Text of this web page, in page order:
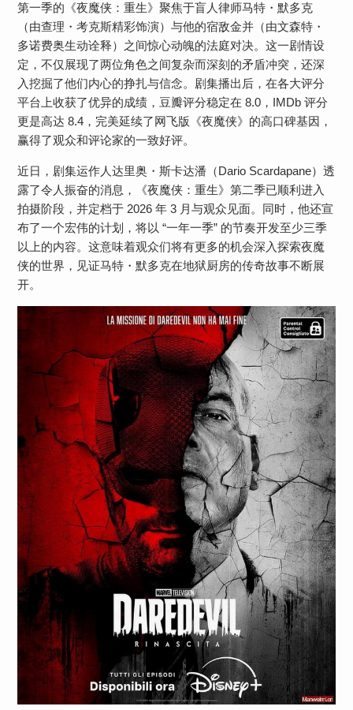
第一季的《夜魔侠：重生》聚焦于盲人律师马特・默多克
（由查理・考克斯精彩饰演）与他的宿敌金并（由文森特・
多诺费奥生动诠释）之间惊心动魄的法庭对决。这一剧情设
定，不仅展现了两位角色之间复杂而深刻的矛盾冲突，还深
入挖掘了他们内心的挣扎与信念。剧集播出后，在各大评分
平台上收获了优异的成绩，豆瓣评分稳定在 8.0，IMDb 评分
更是高达 8.4，完美延续了网飞版《夜魔侠》的高口碑基因，
赢得了观众和评论家的一致好评。
近日，剧集运作人达里奥・斯卡达潘（Dario Scardapane）透
露了令人振奋的消息，《夜魔侠：重生》第二季已顺利进入
拍摄阶段，并定档于 2026 年 3 月与观众见面。同时，他还宣
布了一个宏伟的计划，将以 “一年一季” 的节奏开发至少三季
以上的内容。这意味着观众们将有更多的机会深入探索夜魔
侠的世界，见证马特・默多克在地狱厨房的传奇故事不断展
开。